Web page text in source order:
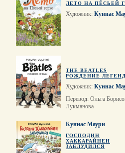
ЛЕТО НА ПЁСЬЕЙ
Художник: Куннас
THE BEATLES
РОЖДЕНИЕ
Художник: Куннас
Перевод: Ольга
Лукманова
Куннас Маури
ГОСПОДИН
ХАККАРАЙНЕН
ЗАБЛУДИЛСЯ